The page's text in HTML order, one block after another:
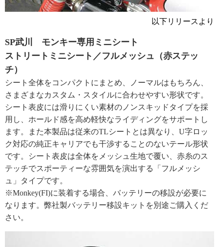
以下リリースより
SP武川 モンキー専用ミニシート
ストリートミニシート／フルメッシュ（赤ステッ
チ）
シート全体をコンパクトにまとめ、ノーマルはもちろん、
さまざまなカスタム・スタイルに合わせやすい形状です。
シート表皮には滑りにくい素材のノンスキッドタイプを採
用し、ホールド感を高め軽快なライディングをサポートし
ます。また本製品は従来のTLシートとは異なり、U字ロッ
ク対応の純正キャリアでも干渉することのないテール形状
です。シート表皮は全体をメッシュ生地で覆い、赤糸のス
テッチでスポーティーな雰囲気を演出する「フルメッシ
ュ」タイプです。
※Monkey(FI)に装着する場合、バッテリーの移設が必要に
なります。弊社製バッテリー移設キットを別途ご購入くだ
さい。